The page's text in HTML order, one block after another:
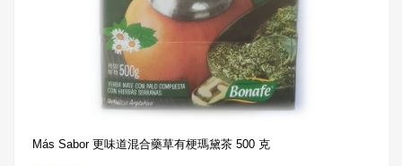
Más Sabor 更味道混合藥草有梗瑪黛茶 500 克